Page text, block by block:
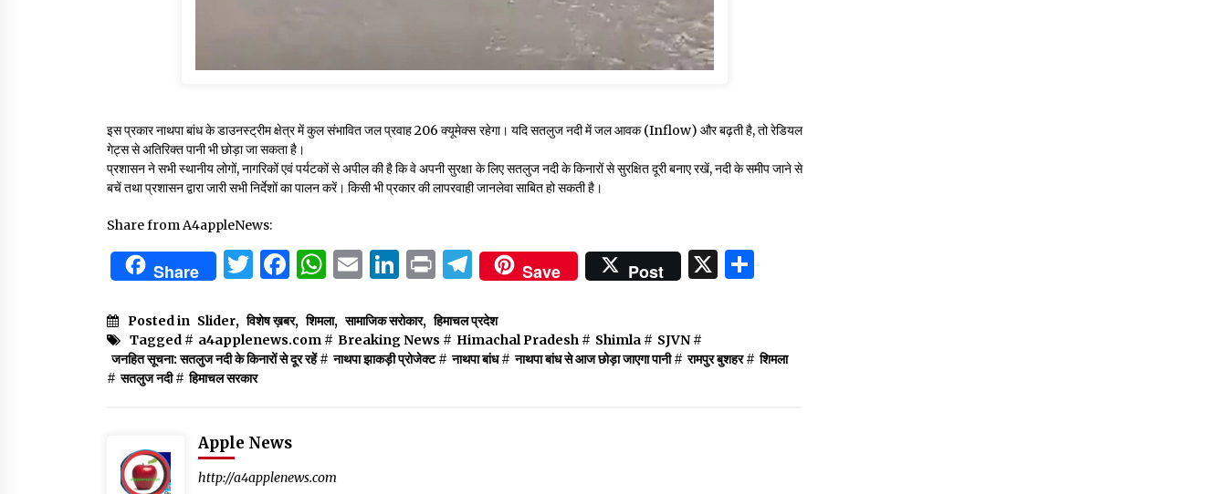
इस प्रकार नाथपा बांध के डाउनस्ट्रीम क्षेत्र में कुल संभावित जल प्रवाह 206 क्यूमेक्स रहेगा। यदि सतलुज नदी में जल आवक (Inflow) और बढ़ती है, तो रेडियल
गेट्स से अतिरिक्त पानी भी छोड़ा जा सकता है।
प्रशासन ने सभी स्थानीय लोगों, नागरिकों एवं पर्यटकों से अपील की है कि वे अपनी सुरक्षा के लिए सतलुज नदी के किनारों से सुरक्षित दूरी बनाए रखें, नदी के समीप जाने से
बचें तथा प्रशासन द्वारा जारी सभी निर्देशों का पालन करें। किसी भी प्रकार की लापरवाही जानलेवा साबित हो सकती है।
Share from A4appleNews:
Share Twitter
Facebook
WhatsApp
EmailLinkedIn
PrintTelegram
Save Post X
Posted in Slider, विशेष ख़बर, शिमला, सामाजिक सरोकार, हिमाचल प्रदेश
Tagged # a4applenews.com # Breaking News # Himachal Pradesh # Shimla # SJVN #
जनहित सूचना: सतलुज नदी के किनारों से दूर रहें# नाथपा झाकड़ी प्रोजेक्ट# नाथपा बांध# नाथपा बांध से आज छोड़ा जाएगा पानी# रामपुर बुशहर# शिमला
# सतलुज नदी# हिमाचल सरकार
Apple News
http://a4applenews.com